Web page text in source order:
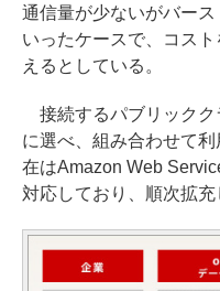
通信量が少ないがバー
いったケースで、コス
えるとしている。
接続するパブリックク
に選べ、組み合わせて
在はAmazon Web
対応しており、順次拡充